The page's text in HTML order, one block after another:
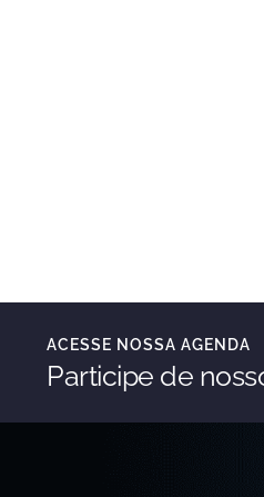
ACESSE NOSSA AGENDA
Participe de